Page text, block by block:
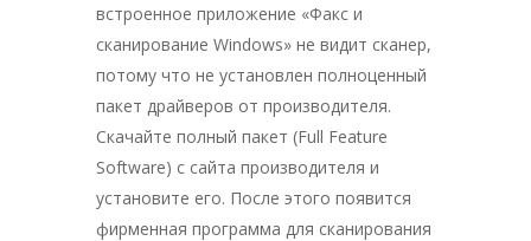
встроенное приложение «Факс и
сканирование Windows» не видит сканер,
потому что не установлен полноценный
пакет драйверов от производителя.
Скачайте полный пакет (Full Feature
Software) с сайта производителя и
установите его. После этого появится
фирменная программа для сканирования